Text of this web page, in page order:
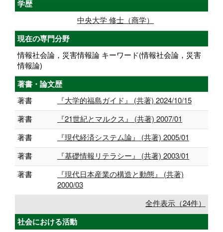
学歴
中央大学 修士（商学）
現在の専門分野
情報社会論，災害情報論 キーワード(情報社会論，災害
情報論)
著書・論文歴
著書
『大学的福島ガイド』 (共著) 2024/10/15
著書
『21世紀とマルクス』 (共著) 2007/01
著書
『現代経済システム論』 (共著) 2005/01
著書
『基礎情報リテラシー』 (共著) 2003/01
著書
『現代日本産業の構造と動態』 (共著)
2000/03
全件表示（24件）
社会における活動